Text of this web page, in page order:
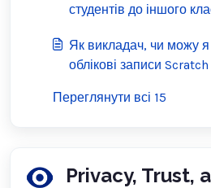
студентів до іншого
студента на звичайний
Scratch?
Як викладач, чи можу я
облікові записи
Переглянути всі 15
Privacy, Trust,